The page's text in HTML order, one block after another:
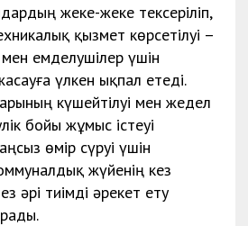
жеке-жеке тексеріліп,
қызмет көрсетілуі –
емделушілер үшін
үлкен ықпал етеді.
күшейтілуі мен жедел
бойы жұмыс істеуі
өмір сүруі үшін
жүйенің кез
әрі тиімді әрекет ету